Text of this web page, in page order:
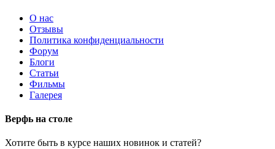
О нас
Отзывы
Политика конфиденциальности
Форум
Блоги
Статьи
Фильмы
Галерея
Верфь на столе
Хотите быть в курсе наших новинок и статей?